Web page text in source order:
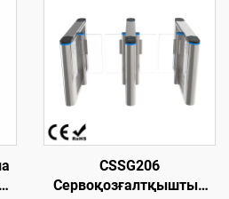
ені х 980 мм биіктік LED
жолағы бар ені
үлкейтілген шығыңқы
дизайн
CSSG206
Сервоқозғалтқыштың